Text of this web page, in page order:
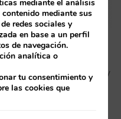
completar el Excel,
lo puedas solventar y
mediante el análisis
mediante sus
redes sociales y
en base a un perfil
de navegación.
analítica o
tu consentimiento y
las cookies que